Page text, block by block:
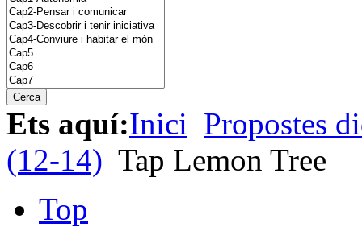
Ets aquí:Inici Propostes
(12-14) Tap Lemon Tree
Top